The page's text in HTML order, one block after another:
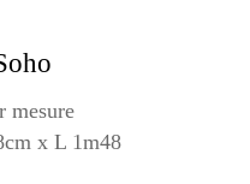
mesure
x L 1m48